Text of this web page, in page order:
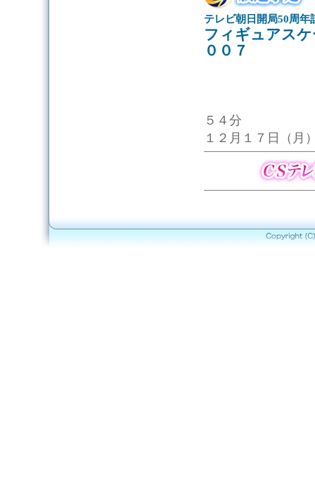
テレビ朝日開局50周年
フィギュアス
００７
５４分
１２月１７日（